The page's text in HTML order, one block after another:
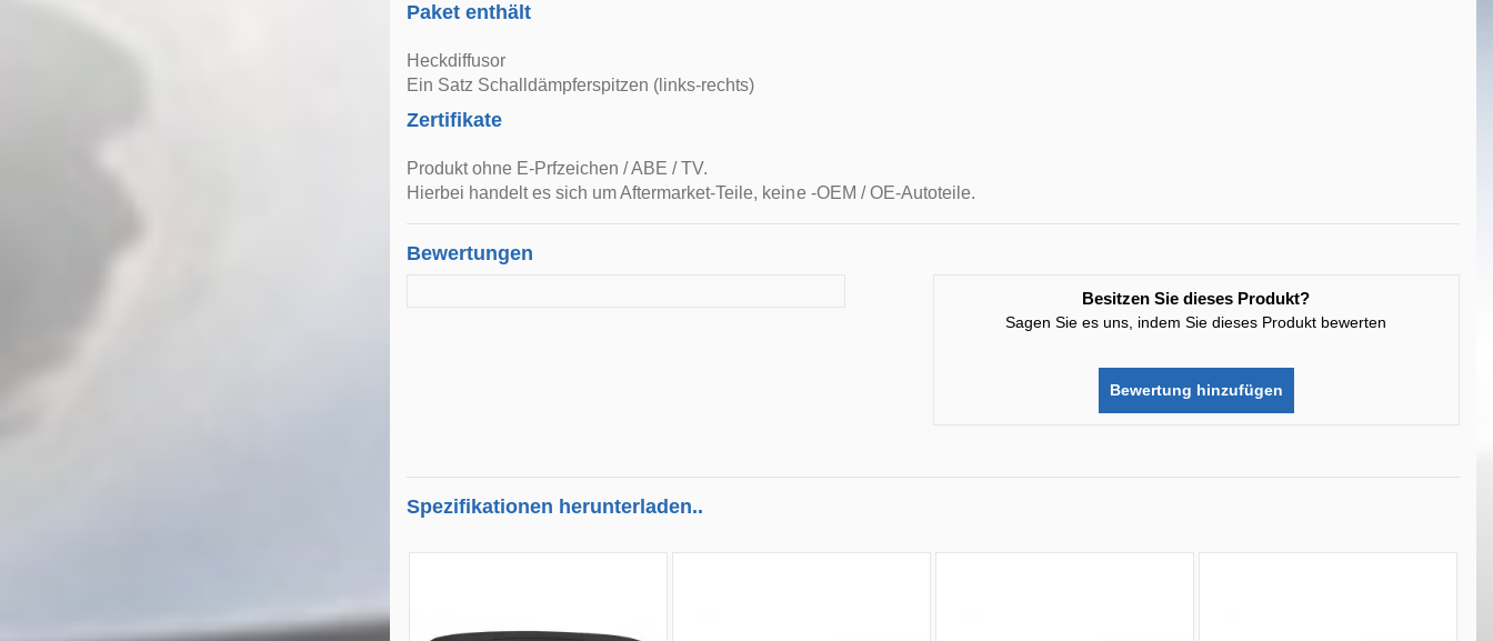
Paket enthält
Heckdiffusor
Ein Satz Schalldämpferspitzen (links-rechts)
Zertifikate
Produkt ohne E-Prfzeichen / ABE / TV.
Hierbei handelt es sich um Aftermarket-Teile, keine -OEM / OE-Autoteile.
Bewertungen
Besitzen Sie dieses Produkt?
Sagen Sie es uns, indem Sie dieses Produkt bewerten
Bewertung hinzufügen
Spezifikationen herunterladen..